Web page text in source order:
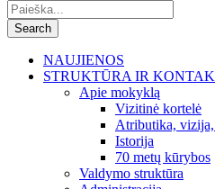
NAUJIENOS
STRUKTŪRA IR
Apie mokyklą
Vizitinė kortelė
Atributika,
Istorija
70 metų kūrybos
Valdymo struktūra